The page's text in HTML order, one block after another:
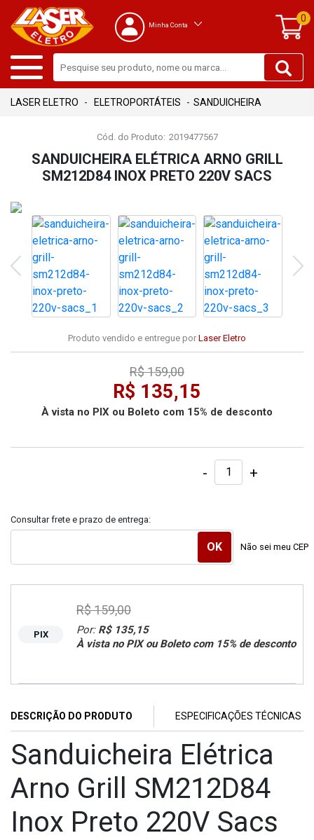
Minha Conta
0
ELETROPORTÁTEIS SANDUICHEIRA
Cód. do Produto: 2019477567
SANDUICHEIRA ELÉTRICA ARNO GRILL
SM212D84 INOX PRETO 220V SACS
Produto vendido e entregue por Laser Eletro
R$ 135,15
À vista no PIX ou Boleto com 15% de desconto
R$ 159,00
- +
Consultar frete e prazo de entrega:
Não sei meu CEP
PIX Por: R$ 135,15
À vista no PIX ou Boleto com 15% de desconto
R$ 159,00
DESCRIÇÃO DO PRODUTO ESPECIFICAÇÕES TÉCNICAS
Sanduicheira Elétrica
Arno Grill SM212D84
Inox Preto 220V Sacs